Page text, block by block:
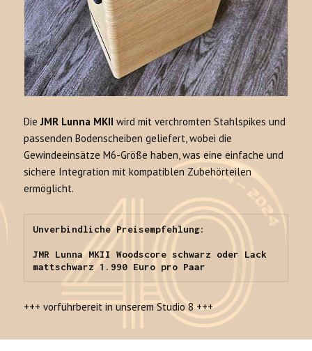
DieJMR Lunna MKII wird mit verchromten Stahlspikes und
passenden Bodenscheiben geliefert, wobei die
Gewindeeinsätze M6-Größe haben, was eine einfache und
sichere Integration mit kompatiblen Zubehörteilen
ermöglicht.
Unverbindliche Preisempfehlung:
JMR Lunna MKII Woodscore schwarz oder Lack
mattschwarz 1.990 Euro pro Paar
+++ vorführbereit in unserem Studio 8 +++